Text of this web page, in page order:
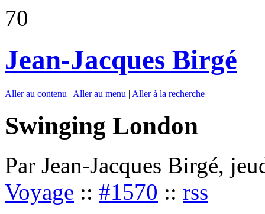
70
Jean-Jacques Birgé
Aller au contenu | Aller au menu | Aller à la recherche
Swinging London
Par Jean-Jacques Birgé,
Voyage :: #1570 :: rss